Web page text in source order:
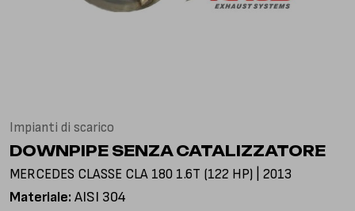
Impianti di scarico
DOWNPIPE SENZA CATALIZZATORE
MERCEDES CLASSE CLA 180 1.6T (122 HP) | 2013
Materiale: AISI 304